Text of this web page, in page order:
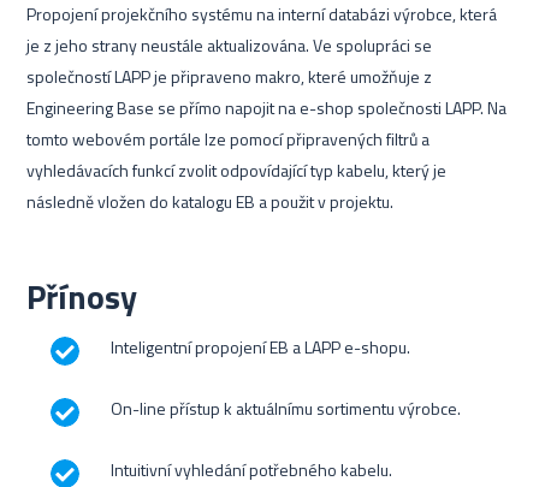
Propojení projekčního systému na interní databázi výrobce, která
je z jeho strany neustále aktualizována. Ve spolupráci se
společností LAPP je připraveno makro, které umožňuje z
Engineering Base se přímo napojit na e-shop společnosti LAPP. Na
tomto webovém portále lze pomocí připravených filtrů a
vyhledávacích funkcí zvolit odpovídající typ kabelu, který je
následně vložen do katalogu EB a použit v projektu.
Přínosy
Inteligentní propojení EB a LAPP e-shopu.
On-line přístup k aktuálnímu sortimentu výrobce.
Intuitivní vyhledání potřebného kabelu.